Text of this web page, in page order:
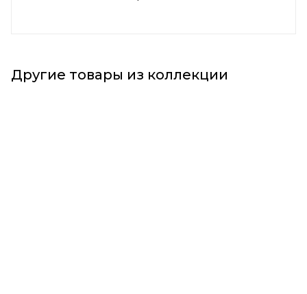
Другие товары из коллекции